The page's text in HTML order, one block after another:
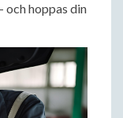
hoppas din